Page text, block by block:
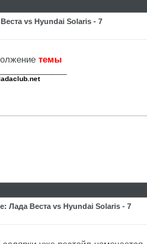
vs Hyundai Solaris - 7
темы
Лада Веста vs Hyundai Solaris - 7